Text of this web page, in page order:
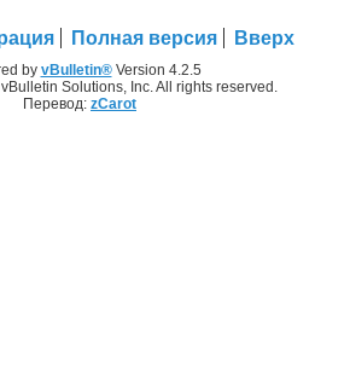
Полная версия Вверх
by vBulletin®Version 4.2.5
Solutions, Inc. All rights reserved.
Перевод: zCarot